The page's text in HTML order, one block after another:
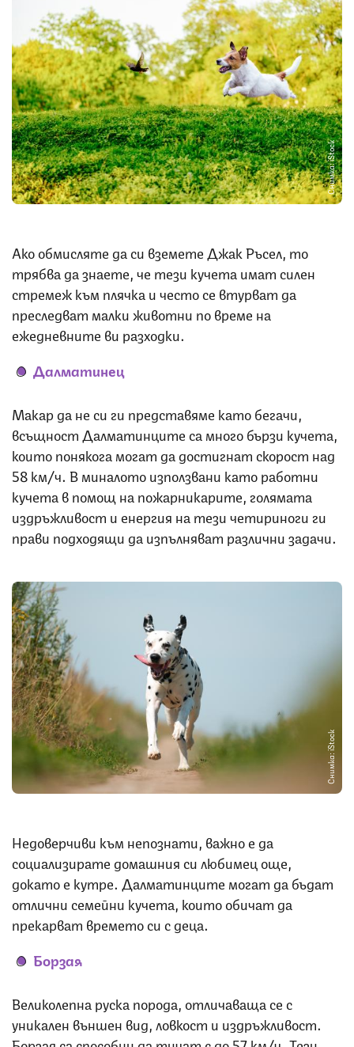
Снимка: iStock
Ако обмисляте да си вземете Джак Ръсел, то
трябва да знаете, че тези кучета имат силен
стремеж към плячка и често се втурват да
преследват малки животни по време на
ежедневните ви разходки.
Далматинец
Макар да не си ги представяме като бегачи,
всъщност Далматинците са много бързи кучета,
които понякога могат да достигнат скорост над
58 км/ч. В миналото използвани като работни
кучета в помощ на пожарникарите, голямата
издръжливост и енергия на тези четириноги ги
прави подходящи да изпълняват различни задачи.
Снимка: iStock
Недоверчиви към непознати, важно е да
социализирате домашния си любимец още,
докато е кутре. Далматинците могат да бъдат
отлични семейни кучета, които обичат да
прекарват времето си с деца.
Борзая
Великолепна руска порода, отличаваща се с
уникален външен вид, ловкост и издръжливост.